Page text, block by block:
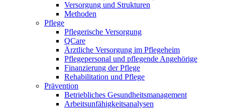
Versorgung und Strukturen
Methoden
Pflege
Pflegerische Versorgung
QCare
Ärztliche Versorgung im Pflegeheim
Pflegepersonal und pflegende Angehörige
Finanzierung der Pflege
Rehabilitation und Pflege
Prävention
Betriebliches Gesundheitsmanagement
Arbeitsunfähigkeitsanalysen